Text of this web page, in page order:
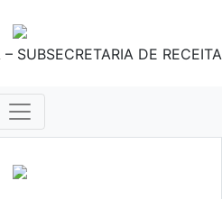
SUBSECRETARIA DE RECEITA